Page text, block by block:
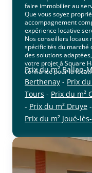
faire immobilier au
Que vous soyez
accompagnement
expérience locative
Nos conseillers
spécificités du marché
des solutions
votre projet à Square
confiance pour la
Prix du m² Ballan-
Berthenay - Prix
Tours - Prix du m²
- Prix du m² Druye -
Prix du m² Joué-
Prix du
Notre-Dame-d'Oé-
Meslay
Prix du